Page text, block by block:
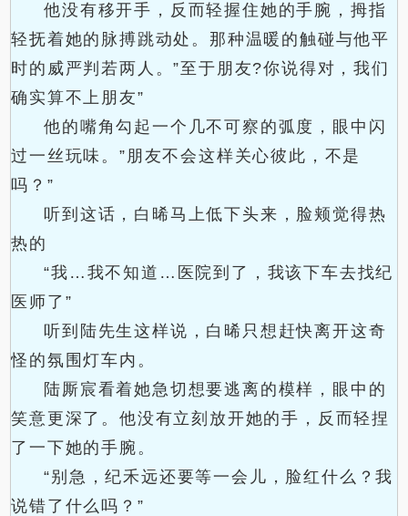
他没有移开手，反而轻握住她的手腕，拇指
轻抚着她的脉搏跳动处。那种温暖的触碰与他平
时的威严判若两人。”至于朋友?你说得对，我们
确实算不上朋友”
他的嘴角勾起一个几不可察的弧度，眼中闪
过一丝玩味。”朋友不会这样关心彼此，不是
吗？”
听到这话，白晞马上低下头来，脸颊觉得热
热的
“我…我不知道…医院到了，我该下车去找纪
医师了”
听到陆先生这样说，白晞只想赶快离开这奇
怪的氛围灯车内。
陆厮宸看着她急切想要逃离的模样，眼中的
笑意更深了。他没有立刻放开她的手，反而轻捏
了一下她的手腕。
“别急，纪禾远还要等一会儿，脸红什么？我
说错了什么吗？”